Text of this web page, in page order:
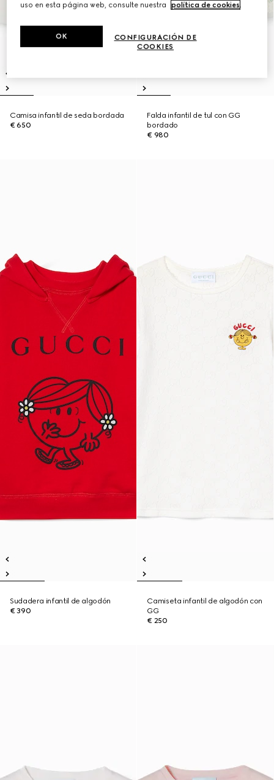
Camisa infantil de seda bordada
€ 650
Falda infantil de tul con GG
bordado
€ 980
Sudadera infantil de algodón
€ 390
Camiseta infantil de algodón con
GG
€ 250
uso en esta página web, consulte nuestra
política de cookies.
CONFIGURACIÓN DE
COOKIES
OK